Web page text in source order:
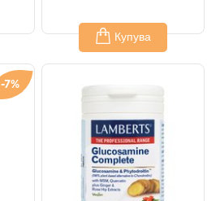
Купува
-7%